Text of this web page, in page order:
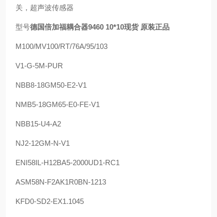
关，超声波传感器
型号德国倍加福耦合器9460 10*10现货 原装正品
M100/MV100/RT/76A/95/103
V1-G-5M-PUR
NBB8-18GM50-E2-V1
NMB5-18GM65-E0-FE-V1
NBB15-U4-A2
NJ2-12GM-N-V1
ENI58IL-H12BA5-2000UD1-RC1
ASM58N-F2AK1R0BN-1213
KFD0-SD2-EX1.1045